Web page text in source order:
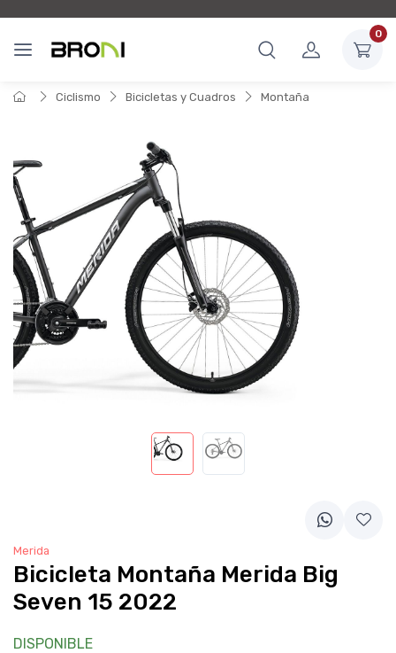
0
Ciclismo Bicicletas y Cuadros Montaña
Merida
Bicicleta Montaña Merida Big
Seven 15 2022
DISPONIBLE